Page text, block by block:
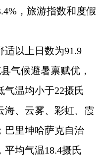
，旅游指数和度假
适以上日数为91.9
气候避暑禀赋优，
气温均小于22摄氏
海、云雾、彩虹、霞
巴里坤哈萨克自治
均气温18.4摄氏